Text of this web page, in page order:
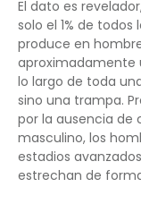
El dato es
solo el 1% de
produce en
aproximadamente
lo largo de toda
sino una trampa.
por la ausencia de
masculino, los
estadios
estrechan de